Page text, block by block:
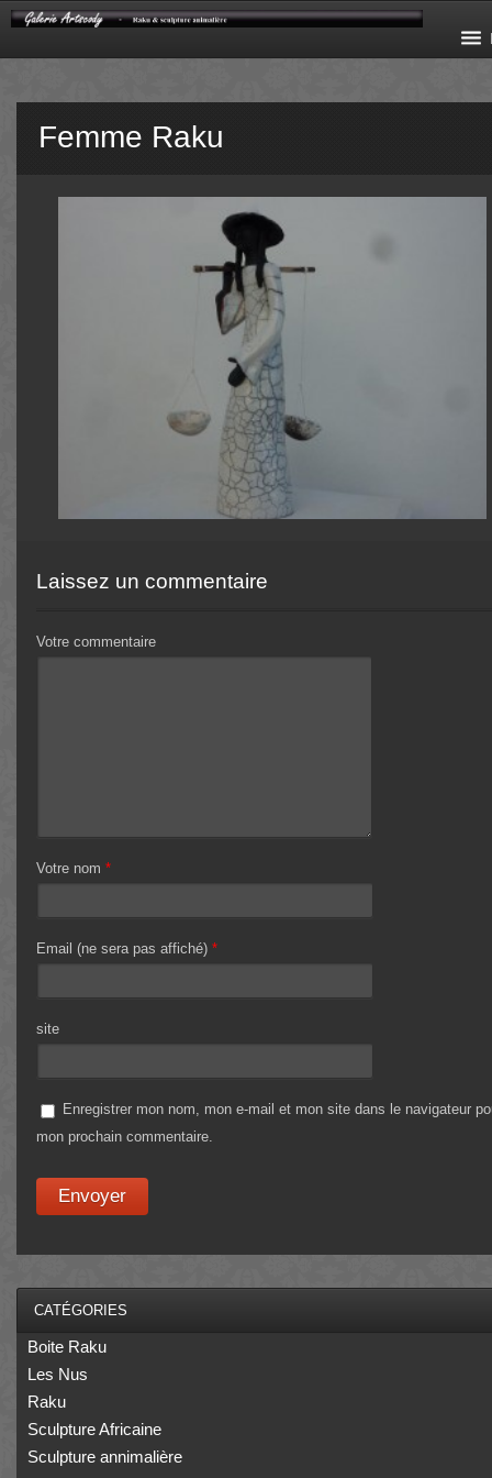
Femme Raku
Laissez un commentaire
Votre commentaire
Votre nom *
Email (ne sera pas affiché) *
site
Enregistrer mon nom, mon e-mail et mon site dans le navigateur
mon prochain commentaire.
CATÉGORIES
Boite Raku
Les Nus
Raku
Sculpture Africaine
Sculpture annimalière